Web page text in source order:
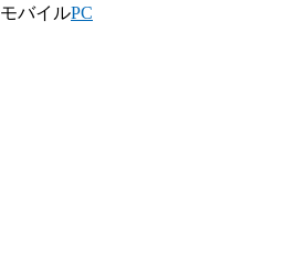
モバイルPC